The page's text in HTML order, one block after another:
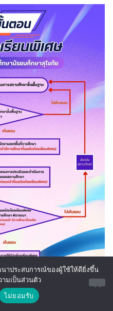
าประสบการณ์ของผู้ใช้ให้ดียิ่งขึ้น
มเป็นส่วนตัว
ไม่ยอมรับ
Contact us